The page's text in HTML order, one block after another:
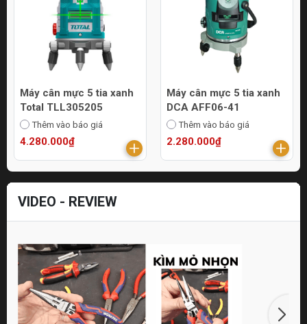
Máy cân mực 5 tia xanh
Total TLL305205
Thêm vào báo giá
4.280.000₫
Máy cân mực 5 tia xanh
DCA AFF06-41
Thêm vào báo giá
2.280.000₫
VIDEO - REVIEW